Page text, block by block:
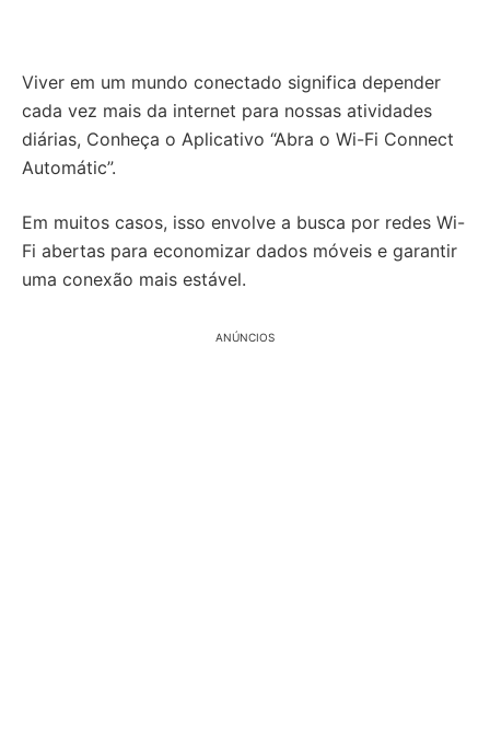
Viver em um mundo conectado significa depender
cada vez mais da internet para nossas atividades
diárias, Conheça o Aplicativo “Abra o Wi-Fi Connect
Automátic”.
Em muitos casos, isso envolve a busca por redes Wi-
Fi abertas para economizar dados móveis e garantir
uma conexão mais estável.
ANÚNCIOS